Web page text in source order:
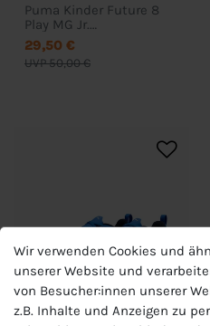
Puma Kinder Future 8
Play MG Jr.
Fussballschuhe -
108623
UVP 50,00 €
29,50 €
Wir verwenden Cookies und
unserer Website und
von Besucher:innen unserer
z.B. Inhalte und Anzeigen zu